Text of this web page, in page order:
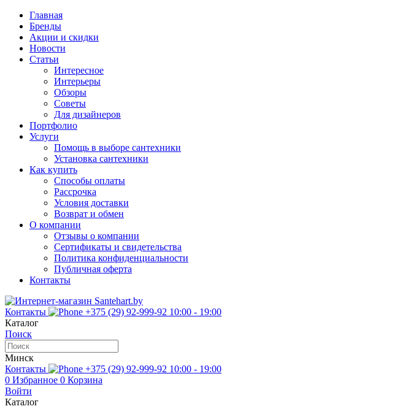
Главная
Бренды
Акции и скидки
Новости
Статьи
Интересное
Интерьеры
Обзоры
Советы
Для дизайнеров
Портфолио
Услуги
Помощь в выборе сантехники
Установка сантехники
Как купить
Способы оплаты
Рассрочка
Условия доставки
Возврат и обмен
О компании
Отзывы о компании
Сертификаты и свидетельства
Политика конфиденциальности
Публичная оферта
Контакты
Контакты +375 (29) 92-999-92 10:00 - 19:00
Каталог
Поиск
Минск
Контакты
+375 (29) 92-999-92 10:00 - 19:00
0 Избранное 0 Корзина
Войти
Каталог